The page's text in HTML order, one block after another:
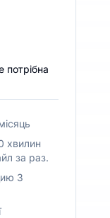
потрібна
хвилин
за раз.
3